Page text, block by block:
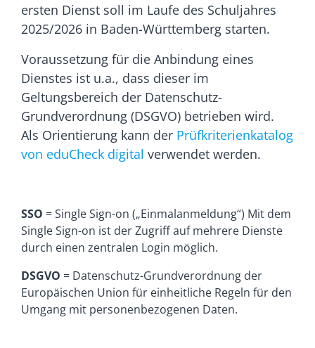
ersten Dienst soll im Laufe des Schuljahres
2025/2026 in Baden-Württemberg starten.
Voraussetzung für die Anbindung eines
Dienstes ist u.a., dass dieser im
Geltungsbereich der Datenschutz-
Grundverordnung (DSGVO) betrieben wird.
Als Orientierung kann der Prüfkriterienkatalog
von eduCheck digital verwendet werden.
SSO = Single Sign-on („Einmalanmeldung“) Mit dem
Single Sign-on ist der Zugriff auf mehrere Dienste
durch einen zentralen Login möglich.
DSGVO = Datenschutz-Grundverordnung der
Europäischen Union für einheitliche Regeln für den
Umgang mit personenbezogenen Daten.